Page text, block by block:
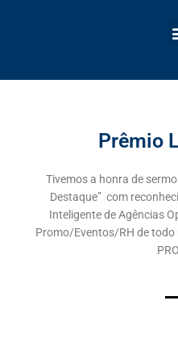
Prêmio
Tivemos a honra de
Destaque” com
Inteligente de Agências
Promo/Eventos/RH de todo